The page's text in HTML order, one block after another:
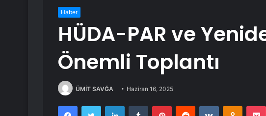
Haber
HÜDA-PAR ve
Önemli Toplantı
ÜMİT SAVĞA Haziran 16, 2025
FacebookTwitter LinkedInTumblr PinterestReddit VKontakte